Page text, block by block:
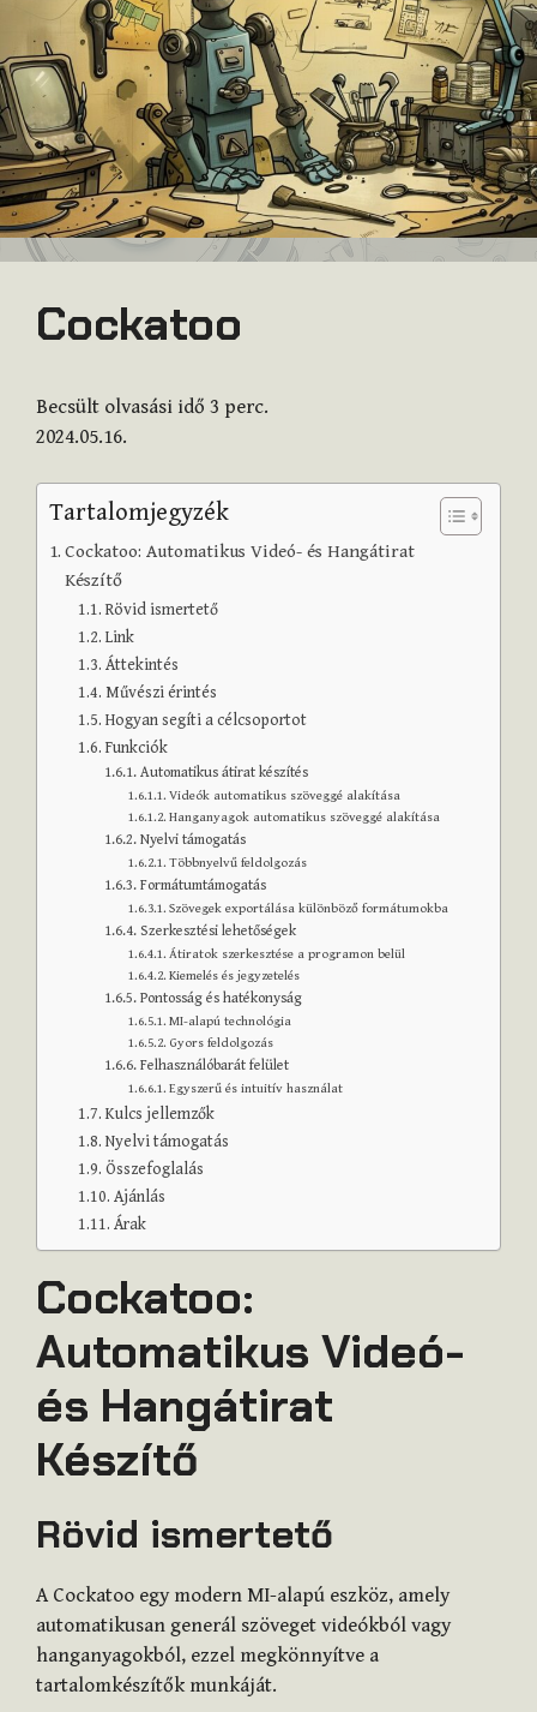
Cockatoo
Becsült olvasási idő 3 perc.
2024.05.16.
Tartalomjegyzék
Cockatoo: Automatikus Videó- és Hangátirat
Készítő
Rövid ismertető
Link
Áttekintés
Művészi érintés
Hogyan segíti a célcsoportot
Funkciók
Automatikus átirat készítés
Videók automatikus szöveggé alakítása
Hanganyagok automatikus szöveggé alakítása
Nyelvi támogatás
Többnyelvű feldolgozás
Formátumtámogatás
Szövegek exportálása különböző formátumokba
Szerkesztési lehetőségek
Átiratok szerkesztése a programon belül
Kiemelés és jegyzetelés
Pontosság és hatékonyság
MI-alapú technológia
Gyors feldolgozás
Felhasználóbarát felület
Egyszerű és intuitív használat
Kulcs jellemzők
Nyelvi támogatás
Összefoglalás
Ajánlás
Árak
Cockatoo:
Automatikus Videó-
és Hangátirat
Készítő
Rövid ismertető
A Cockatoo egy modern MI-alapú eszköz, amely
automatikusan generál szöveget videókból vagy
hanganyagokból, ezzel megkönnyítve a
tartalomkészítők munkáját.